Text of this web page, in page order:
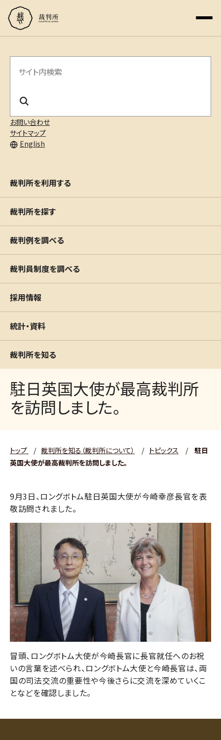
お問い合わせ
サイトマップ
English
サ
内
検
裁判所を利用する
裁判所を探す
裁判例を調べる
裁判員制度を調べる
採用情報
統計・資料
裁判所を知る
駐日英国大使が最高裁判所
を訪問しました。
トップ / 裁判所を知る（裁判所について） / トピックス /
駐日
英国大使が最高裁判所を訪問しました。
9月3日、ロングボトム駐日英国大使が今崎幸彦長官を表
敬訪問されました。
冒頭、ロングボトム大使が今崎長官に長官就任へのお祝
いの言葉を述べられ、ロングボトム大使と今崎長官は、両
国の司法交流の重要性や今後さらに交流を深めていくこ
となどを確認しました。